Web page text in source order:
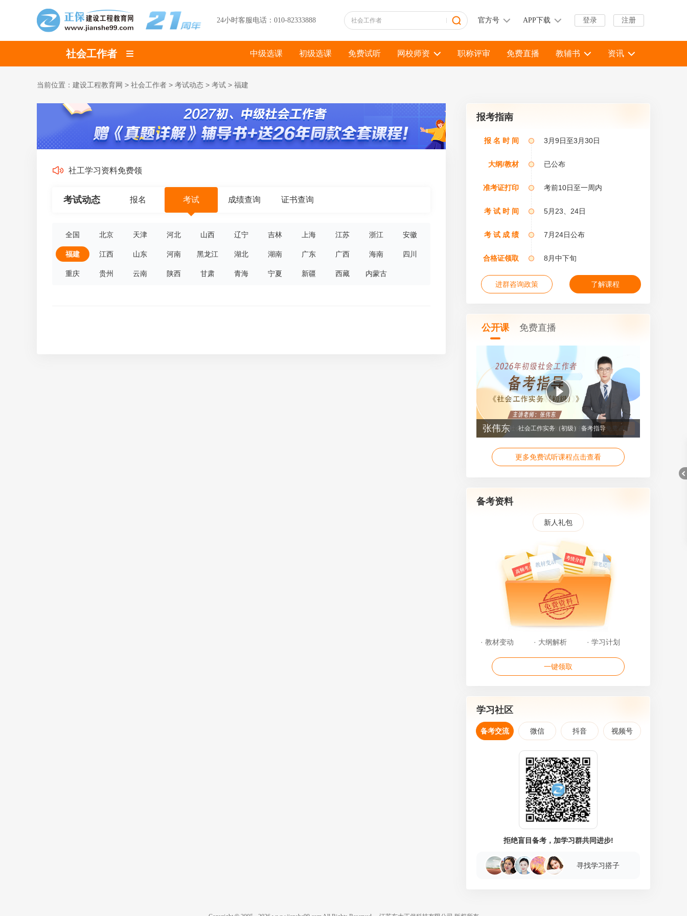
24小时客服电话：010-82333888 登录 注册
官方号 APP下载
社会工作者 中级选课 初级选课 免费试听 网校师资 职称评审 免费直播 教辅书 资讯
当前位置： 建设工程教育网 > 社会工作者 > 考试动态 > 考试 > 福建
社工学习资料免费领
考试动态 报名 考试 成绩查询 证书查询
全国 北京 天津 河北 山西 辽宁 吉林 上海 江苏 浙江 安徽
福建 江西 山东 河南 黑龙江 湖北 湖南 广东 广西 海南 四川
重庆 贵州 云南 陕西 甘肃 青海 宁夏 新疆 西藏 内蒙古
报考指南
报 名 时 间 3月9日至3月30日
大纲/教材 已公布
准考证打印 考前10日至一周内
考 试 时 间 5月23、24日
考 试 成 绩 7月24日公布
合格证领取 8月中下旬
进群咨询政策 了解课程
公开课 免费直播
张伟东 社会工作实务（初级） 备考指导
免费试听
更多免费试听课程点击查看
备考资料
新人礼包
· 教材变动 · 大纲解析 · 学习计划
一键领取
学习社区
备考交流 微信 抖音 视频号
拒绝盲目备考，加学习群共同进步!
寻找学习搭子